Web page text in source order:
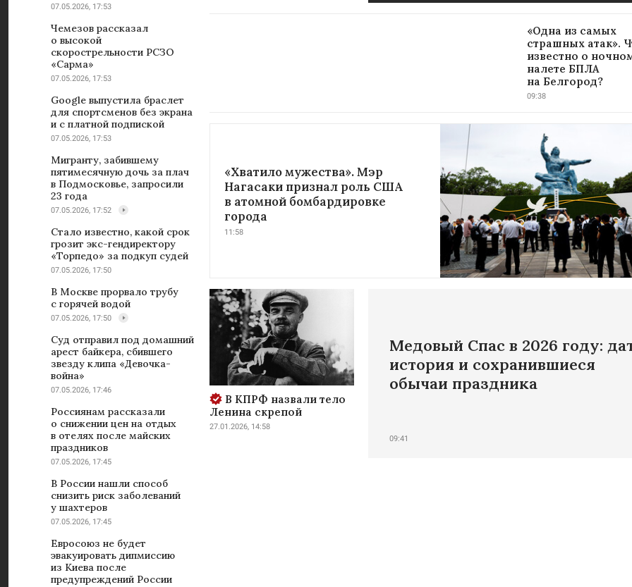
07.05.2026, 17:53
Чемезов рассказал
о высокой
скорострельности РСЗО
«Сарма»
07.05.2026, 17:53
Google выпустила браслет
для спортсменов без экрана
и с платной подпиской
07.05.2026, 17:53
Мигранту, забившему
пятимесячную дочь за плач
в Подмосковье, запросили
23 года
07.05.2026, 17:52
Стало известно, какой срок
грозит экс-гендиректору
«Торпедо» за подкуп судей
07.05.2026, 17:50
В Москве прорвало трубу
с горячей водой
07.05.2026, 17:50
Суд отправил под домашний
арест байкера, сбившего
звезду клипа «Девочка-
война»
07.05.2026, 17:46
Россиянам рассказали
о снижении цен на отдых
в отелях после майских
праздников
07.05.2026, 17:45
В России нашли способ
снизить риск заболеваний
у шахтеров
07.05.2026, 17:45
Евросоюз не будет
эвакуировать дипмиссию
из Киева после
предупреждений России
«Одна из самых
страшных атак».
известно о
налете БПЛА
на Белгород?
09:38
«Хватило мужества». Мэр
Нагасаки признал роль США
в атомной бомбардировке
города
11:58
В КПРФ назвали тело
Ленина скрепой
27.01.2026, 14:58
Медовый Спас в 2026 году:
история и сохранившиеся
обычаи праздника
09:41